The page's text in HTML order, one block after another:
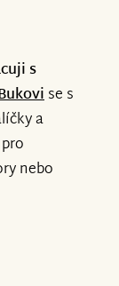
s
se s
a
nebo